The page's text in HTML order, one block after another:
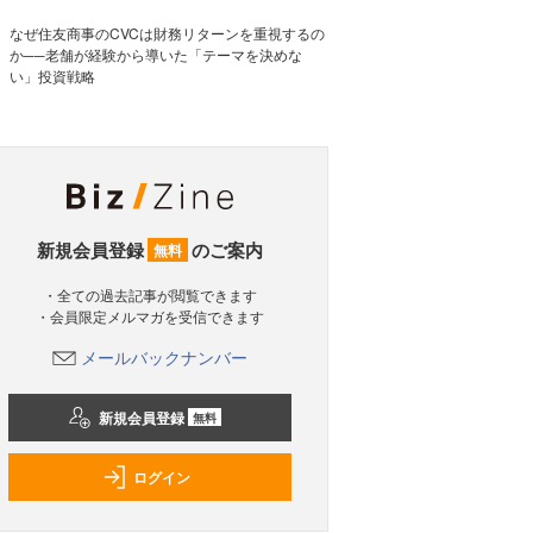
なぜ住友商事のCVCは財務リターンを重視するの
か──老舗が経験から導いた「テーマを決めな
い」投資戦略
新規会員登録 無料 のご案内
・全ての過去記事が閲覧できます
・会員限定メルマガを受信できます
メールバックナンバー
新規会員登録 無料
ログイン